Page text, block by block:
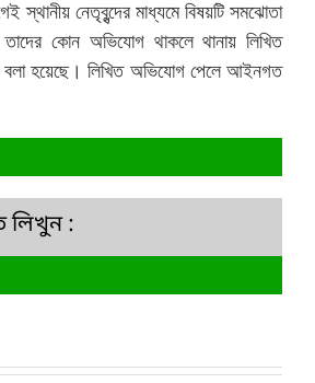
স্থানীয় নেতৃবৃন্দের মাধ্যমে বিষয়টি সমঝোতা
কোন অভিযোগ থাকলে থানায় লিখিত
হয়েছে। লিখিত অভিযোগ পেলে আইনগত
লিখুন :